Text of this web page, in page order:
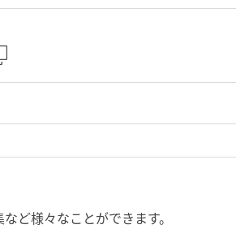
ど様々なことができます。